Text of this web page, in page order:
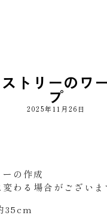
トリーのワ
プ
2025年11月26日
ーの作成
わる場合がございま
35cm